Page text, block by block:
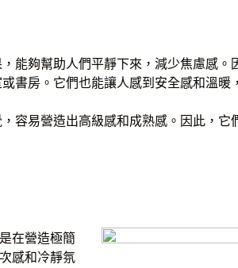
能夠幫助人們平靜下來，減少焦慮感。
書房。它們也能讓人感到安全感和溫暖
容易營造出高級感和成熟感。因此，它
在營造極簡
感和冷靜氛